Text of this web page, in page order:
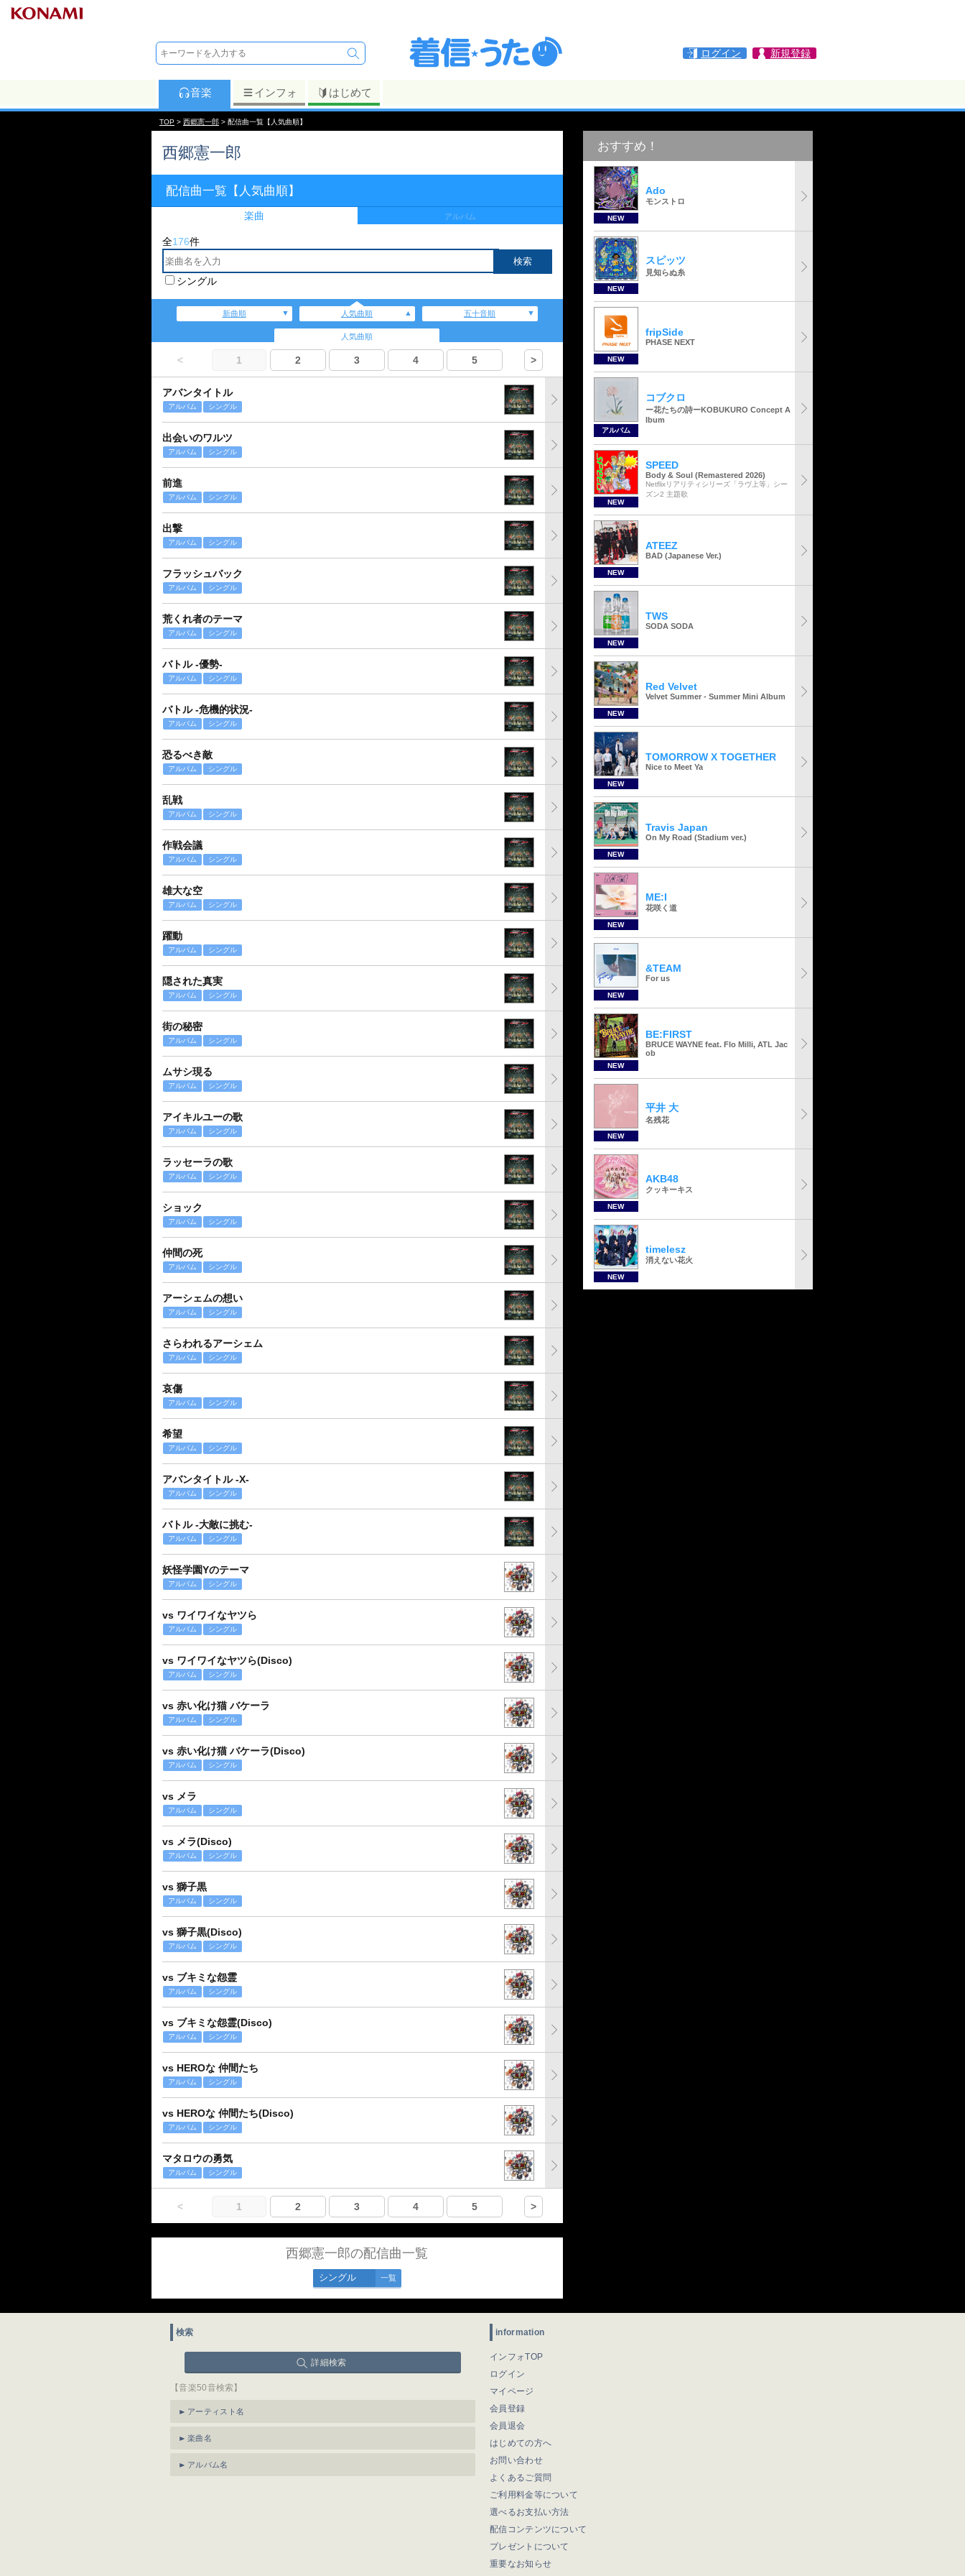
ログイン 新規登録
音楽 インフォ はじめて
TOP > 西郷憲一郎 > 配信曲一覧【人気曲順】
西郷憲一郎
配信曲一覧【人気曲順】
楽曲 アルバム
全176件
シングル
新曲順 人気曲順 五十音順
人気曲順
< 1 2 3 4 5 >
アバンタイトル
アルバム シングル
出会いのワルツ
アルバム シングル
前進
アルバム シングル
出撃
アルバム シングル
フラッシュバック
アルバム シングル
荒くれ者のテーマ
アルバム シングル
バトル -優勢-
アルバム シングル
バトル -危機的状況-
アルバム シングル
恐るべき敵
アルバム シングル
乱戦
アルバム シングル
作戦会議
アルバム シングル
雄大な空
アルバム シングル
躍動
アルバム シングル
隠された真実
アルバム シングル
街の秘密
アルバム シングル
ムサシ現る
アルバム シングル
アイキルユーの歌
アルバム シングル
ラッセーラの歌
アルバム シングル
ショック
アルバム シングル
仲間の死
アルバム シングル
アーシェムの想い
アルバム シングル
さらわれるアーシェム
アルバム シングル
哀傷
アルバム シングル
希望
アルバム シングル
アバンタイトル -X-
アルバム シングル
バトル -大敵に挑む-
アルバム シングル
妖怪学園Yのテーマ
アルバム シングル
vs ワイワイなヤツら
アルバム シングル
vs ワイワイなヤツら(Disco)
アルバム シングル
vs 赤い化け猫 バケーラ
アルバム シングル
vs 赤い化け猫 バケーラ(Disco)
アルバム シングル
vs メラ
アルバム シングル
vs メラ(Disco)
アルバム シングル
vs 獅子黒
アルバム シングル
vs 獅子黒(Disco)
アルバム シングル
vs ブキミな怨霊
アルバム シングル
vs ブキミな怨霊(Disco)
アルバム シングル
vs HEROな 仲間たち
アルバム シングル
vs HEROな 仲間たち(Disco)
アルバム シングル
マタロウの勇気
アルバム シングル
< 1 2 3 4 5 >
西郷憲一郎の配信曲一覧
シングル 一覧
おすすめ！
NEW
Ado
モンストロ
NEW
スピッツ
見知らぬ糸
NEW
fripSide
PHASE NEXT
アルバム
コブクロ
ー花たちの詩ーKOBUKURO Concept A
lbum
NEW
SPEED
Body & Soul (Remastered 2026)
Netflixリアリティシリーズ「ラヴ上等」シー
ズン2 主題歌
NEW
ATEEZ
BAD (Japanese Ver.)
NEW
TWS
SODA SODA
NEW
Red Velvet
Velvet Summer - Summer Mini Album
NEW
TOMORROW X TOGETHER
Nice to Meet Ya
NEW
Travis Japan
On My Road (Stadium ver.)
NEW
ME:I
花咲く道
NEW
&TEAM
For us
NEW
BE:FIRST
BRUCE WAYNE feat. Flo Milli, ATL Jac
ob
NEW
平井 大
名残花
NEW
AKB48
クッキーキス
NEW
timelesz
消えない花火
検索
詳細検索
【音楽50音検索】
アーティスト名
楽曲名
アルバム名
information
インフォTOP
ログイン
マイページ
会員登録
会員退会
はじめての方へ
お問い合わせ
よくあるご質問
ご利用料金等について
選べるお支払い方法
配信コンテンツについて
プレゼントについて
重要なお知らせ